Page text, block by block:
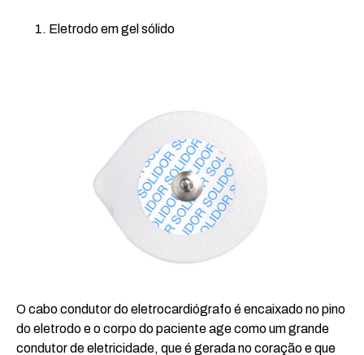
Eletrodo em gel sólido
O cabo condutor do eletrocardiógrafo é encaixado no pino
do eletrodo e o corpo do paciente age como um grande
condutor de eletricidade, que é gerada no coração e que